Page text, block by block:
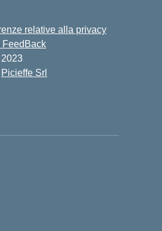
relative alla privacy
FeedBack
Picieffe Srl